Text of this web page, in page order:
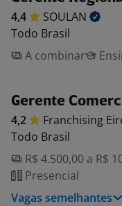
4,4
SOULAN
Todo Brasil
A combinar
Gerente
4,2 Franchising
Todo Brasil
R$ 4.500,00 a R$
Presencial
Vagas semelhantes